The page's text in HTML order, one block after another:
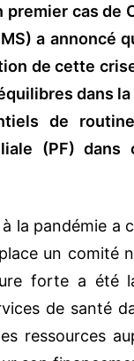
cas de
a annoncé
de cette
dans
de
(PF)
la pandémie a
un comité
forte a été
de santé
ressources